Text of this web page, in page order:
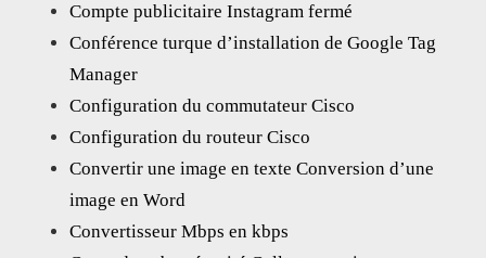
Compte publicitaire Instagram fermé
Conférence turque d’installation de Google Tag
Manager
Configuration du commutateur Cisco
Configuration du routeur Cisco
Convertir une image en texte Conversion d’une
image en Word
Convertisseur Mbps en kbps